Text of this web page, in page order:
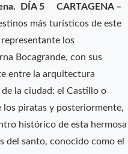
DÍA 5 CARTAGENA –
más turísticos de este
los
Bocagrande, con sus
entre la arquitectura
la ciudad: el Castillo o
los piratas y posteriormente,
histórico de esta hermosa
del santo, conocido como el